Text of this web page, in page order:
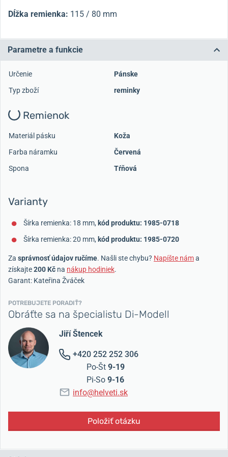
Dĺžka remienka: 115 / 80 mm
Parametre a funkcie
Určenie
Pánske
Typ zboží
reminky
Remienok
Materiál pásku
Koža
Farba náramku
Červená
Spona
Tŕňová
Varianty
Šírka remienka: 18 mm, kód produktu: 1985-0718
Šírka remienka: 20 mm, kód produktu: 1985-0720
Za správnosť údajov ručíme. Našli ste chybu? Napíšte náma
získajte200 Kč na nákup hodiniek.
Garant: Kateřina Žváček
POTREBUJETE PORADIŤ?
Obráťte sa na špecialistu Di-Modell
Jiří Štencek
+420 252 252 306
Po-Št 9-19
Pi-So 9-16
info@helveti.sk
Položiť otázku